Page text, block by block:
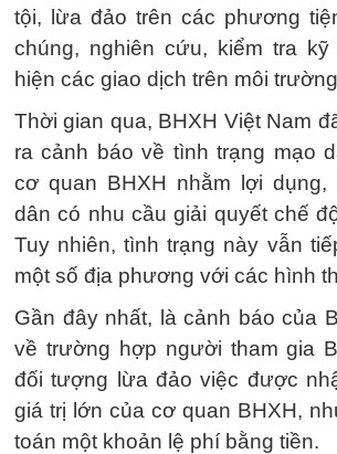
tội, lừa đảo trên các phương
chúng, nghiên cứu, kiểm tra
hiện các giao dịch trên môi
Thời gian qua, BHXH Việt Nam
ra cảnh báo về tình trạng mạo
cơ quan BHXH nhằm lợi
dân có nhu cầu giải quyết chế
Tuy nhiên, tình trạng này vẫn
một số địa phương với các hình
Gần đây nhất, là cảnh báo của
về trường hợp người tham gia
đối tượng lừa đảo việc được
giá trị lớn của cơ quan BHXH,
toán một khoản lệ phí bằng tiền.